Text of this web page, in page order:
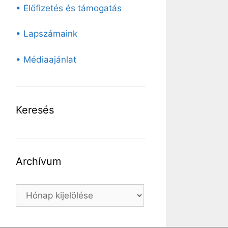
• Előfizetés és támogatás
• Lapszámaink
• Médiaajánlat
Keresés
Archívum
Archívum